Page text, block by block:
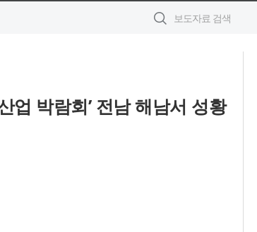
업 박람회’ 전남 해남서 성황